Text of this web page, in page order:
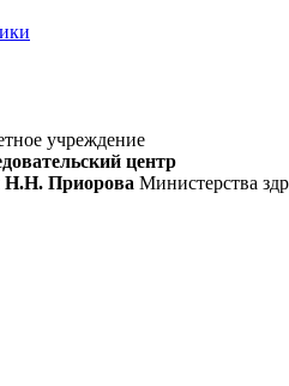
учреждение
центр
Н.Н. Приорова Министерства